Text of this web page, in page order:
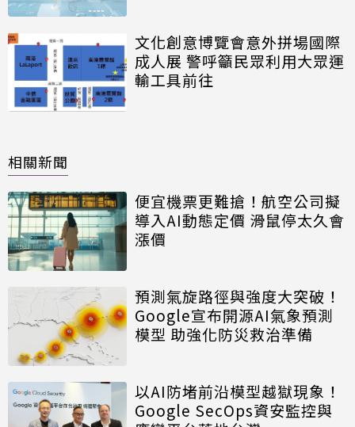
文化創意博覽會意外拼場國際
成人展 警呼籲民眾利用大眾運
輸工具前往
相關新聞
便宜機票更難搶！航空公司擬
導入AI動態定價 滑鼠停太久會
漲價
預測氣旋路徑與強度大突破！
Google宣布開源AI氣象預測
模型 助強化防災救治準備
以AI防堵前沿模型越獄現象！
Google SecOps資安監控與